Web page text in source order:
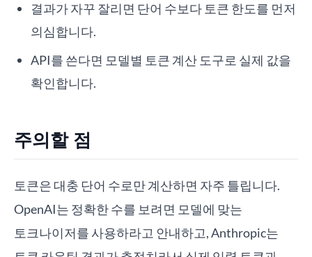
결과가 자꾸 잘리면 단어 수보다 토큰 한도를 먼저
의심합니다.
API를 쓴다면 모델별 토큰 계산 도구로 실제 값을
확인합니다.
주의할 점
토큰은 대충 단어 수로만 계산하면 자주 틀립니다.
OpenAI는 정확한 수를 보려면 모델에 맞는
토크나이저를 사용하라고 안내하고, Anthropic는